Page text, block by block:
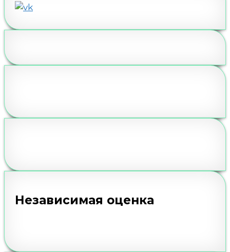
Независимая оценка